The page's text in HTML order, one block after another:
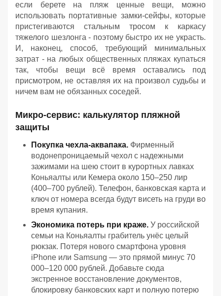
если берете на пляж ценные вещи, можно
использовать портативные замки-сейфы, которые
пристегиваются стальным тросом к каркасу
тяжелого шезлонга - поэтому быстро их не украсть.
И, наконец, способ, требующий минимальных
затрат - на любых общественных пляжах купаться
так, чтобы вещи всё время оставались под
присмотром, не оставляя их на произвол судьбы и
ничем вам не обязанных соседей.
Микро-сервис: калькулятор пляжной
защиты
Покупка чехла-аквапака. Фирменный
водонепроницаемый чехол с надежными
зажимами на шею стоит в курортных лавках
Коньяалты или Кемера около 150–250 лир
(400–700 рублей). Телефон, банковская карта и
ключ от номера всегда будут висеть на груди во
время купания.
Экономика потерь при краже. У российской
семьи на Коньяалты грабитель унёс целый
рюкзак. Потеря нового смартфона уровня
iPhone или Samsung — это прямой минус 70
000–120 000 рублей. Добавьте сюда
экстренное восстановление документов,
блокировку банковских карт и полную потерю